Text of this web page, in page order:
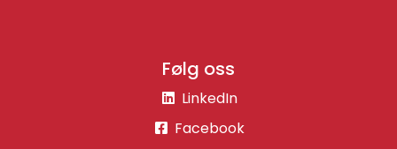
Følg oss
LinkedIn
Facebook